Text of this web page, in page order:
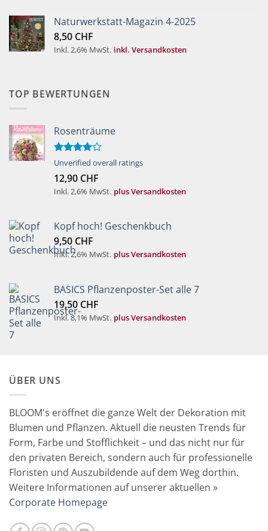
Naturwerkstatt-Magazin 4-2025
8,50 CHF
Inkl. 2,6% MwSt. inkl. Versandkosten
TOP BEWERTUNGEN
Rosenträume
Bewertet
von 5
Unverified overall ratings
12,90 CHF
Inkl. 2,6% MwSt. plus Versandkosten
Kopf hoch! Geschenkbuch
9,50 CHF
Inkl. 2,6% MwSt. plus Versandkosten
BASICS Pflanzenposter-Set alle 7
19,50 CHF
Inkl. 8,1% MwSt. plus Versandkosten
ÜBER UNS
BLOOM's eröffnet die ganze Welt der Dekoration mit
Blumen und Pflanzen. Aktuell die neusten Trends für
Form, Farbe und Stofflichkeit – und das nicht nur für
den privaten Bereich, sondern auch für professionelle
Floristen und Auszubildende auf dem Weg dorthin.
Weitere Informationen auf unserer aktuellen »
Corporate Homepage